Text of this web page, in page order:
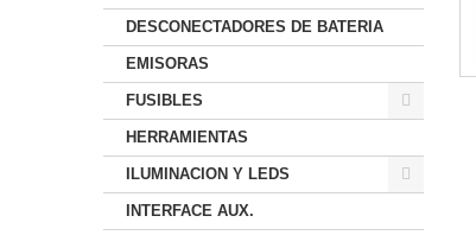
DESCONECTADORES DE BATERIA
EMISORAS
FUSIBLES
HERRAMIENTAS
ILUMINACION Y LEDS
INTERFACE AUX.